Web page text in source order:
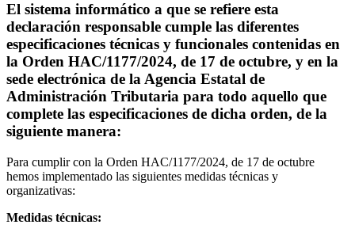
El sistema informático a que se refiere esta
declaración responsable cumple las diferentes
especificaciones técnicas y funcionales contenidas en
la Orden HAC/1177/2024, de 17 de octubre, y en la
sede electrónica de la Agencia Estatal de
Administración Tributaria para todo aquello que
complete las especificaciones de dicha orden, de la
siguiente manera:
Para cumplir con la Orden HAC/1177/2024, de 17 de octubre
hemos implementado las siguientes medidas técnicas y
organizativas:
Medidas técnicas: